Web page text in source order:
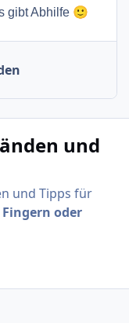
gibt Abhilfe 🙂
und
und Tipps für
oder